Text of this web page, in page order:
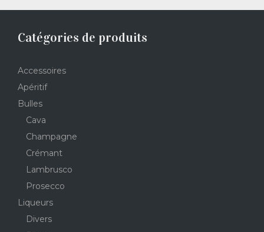
Catégories de produits
Accessoires
Apéritif
Bulles
Cava
Champagne
Crémant
Lambrusco
Prosecco
Liqueurs
Divers